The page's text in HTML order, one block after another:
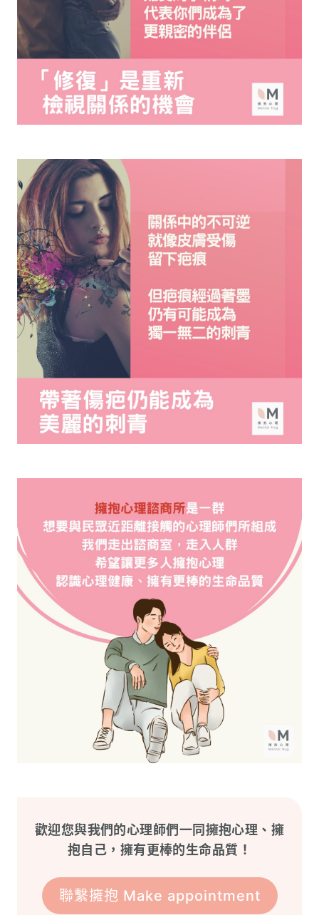
歡迎您與我們的心理師們一同擁抱心理、擁
抱自己，擁有更棒的生命品質！
聯繫擁抱 Make appointment